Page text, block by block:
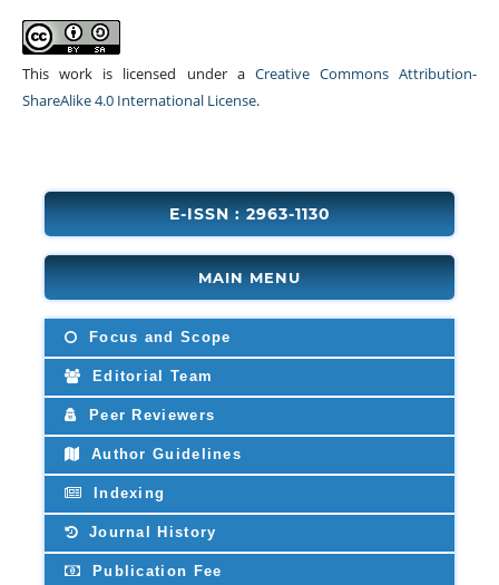
This work is licensed under a Creative Commons Attribution-
ShareAlike 4.0 International License.
E-ISSN : 2963-1130
MAIN MENU
Focus and Scope
Editorial Team
Peer Reviewers
Author Guidelines
Indexing
Journal History
Publication Fee